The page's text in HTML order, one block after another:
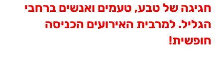
חגיגה של טבע, טעמים ואנשים ברחבי
הגליל. למרבית האירועים הכניסה
חופשית!